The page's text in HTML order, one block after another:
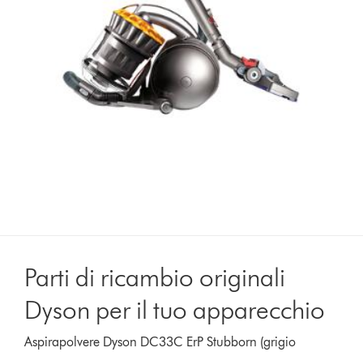
Parti di ricambio originali
Dyson per il tuo apparecchio
Aspirapolvere Dyson DC33C ErP Stubborn (grigio